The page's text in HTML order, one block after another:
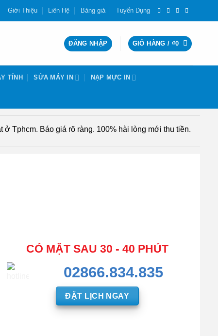
Giới Thiệu Liên Hệ Bảng giá Tuyển Dụng
ĐĂNG NHẬP GIỎ HÀNG / ₫0
TÍNH SỬA MÁY IN NẠP MỰC IN
Tphcm. Báo giá rõ ràng. 100% hài lòng mới thu tiền.
CÓ MẶT SAU 30 - 40 PHÚT
02866.834.835
ĐẶT LỊCH NGAY